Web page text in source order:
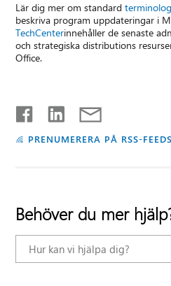
Lär dig mer om standard
beskriva program uppdateringar i
TechCenterinnehåller de senaste
och strategiska distributions
Office.
PRENUMERERA PÅ RSS-FEEDS
Behöver du mer